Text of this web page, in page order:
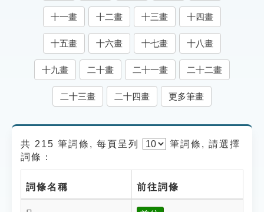
單字索引
生命大百科索引
遊戲專區
貓頭鷹博士
十一畫 十二畫 十三畫 十四畫
十五畫 十六畫 十七畫 十八畫
十九畫 二十畫 二十一畫 二十二畫
二十三畫 二十四畫 更多筆畫
共 215 筆詞條, 每頁呈列 筆詞條, 請選擇
詞條：
詞條名稱 前往詞條